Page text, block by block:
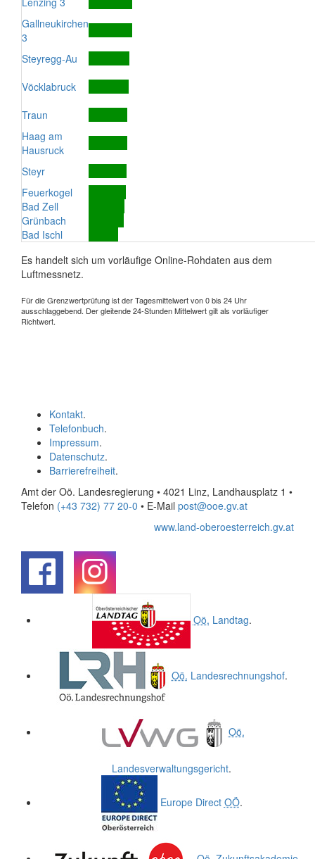
Gallneukirchen
3
Steyregg-Au
Vöcklabruck
Traun
Haag am
Hausruck
Steyr
Feuerkogel
Bad Zell
Grünbach
Bad Ischl
Es handelt sich um vorläufige Online-Rohdaten aus dem
Luftmessnetz.
Für die Grenzwertprüfung ist der Tagesmittelwert von 0 bis 24 Uhr
ausschlaggebend. Der gleitende 24-Stunden Mittelwert gilt als vorläufiger
Richtwert.
Kontakt.
Telefonbuch.
Impressum.
Datenschutz.
Barrierefreiheit.
Amt der Oö. Landesregierung • 4021 Linz, Landhausplatz 1 •
Telefon (+43 732) 77 20-0 • E-Mail post@ooe.gv.at
www.land-oberoesterreich.gv.at
Oö. Landtag.
Oö. Landesrechnungshof.
Oö.
Landesverwaltungsgericht.
Europe Direct OÖ.